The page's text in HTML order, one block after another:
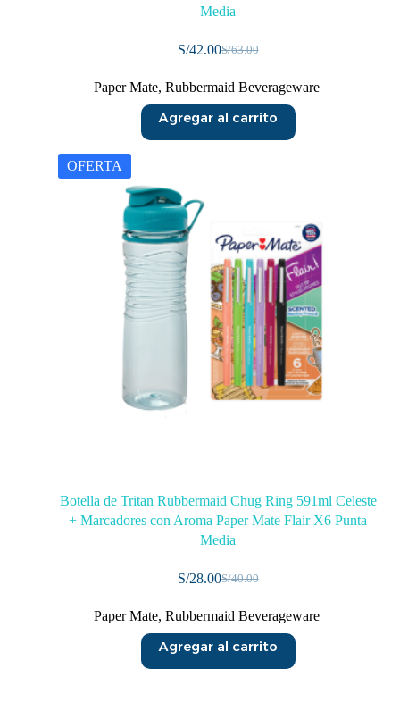
Media
S/63.00
S/42.00
Paper Mate, Rubbermaid Beverageware
Agregar al carrito
OFERTA
Botella de Tritan Rubbermaid Chug Ring 591ml Celeste
+ Marcadores con Aroma Paper Mate Flair X6 Punta
Media
S/40.00
S/28.00
Paper Mate, Rubbermaid Beverageware
Agregar al carrito